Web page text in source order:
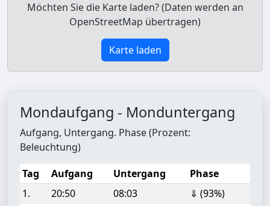
Möchten Sie die Karte laden? (Daten werden an
OpenStreetMap übertragen)
Karte laden
Mondaufgang - Monduntergang
Aufgang, Untergang. Phase (Prozent:
Beleuchtung)
Tag
Aufgang Untergang
Phase
1.
20:50 08:03
⇓ (93%)